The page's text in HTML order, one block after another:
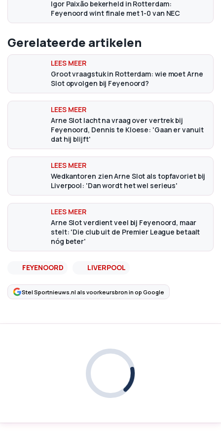
Igor Paixão bekerheld in Rotterdam:
Feyenoord wint finale met 1-0 van NEC
Gerelateerde artikelen
Groot vraagstuk in Rotterdam: wie moet Arne
Slot opvolgen bij Feyenoord?
Arne Slot lacht na vraag over vertrek bij
Feyenoord, Dennis te Kloese: 'Gaan er vanuit
dat hij blijft'
Wedkantoren zien Arne Slot als topfavoriet bij
Liverpool: 'Dan wordt het wel serieus'
Arne Slot verdient veel bij Feyenoord, maar
stelt: 'Die club uit de Premier League betaalt
nóg beter'
FEYENOORD LIVERPOOL
Stel Sportnieuws.nl als voorkeursbron in op Google